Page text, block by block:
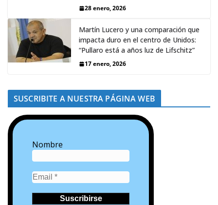
28 enero, 2026
Martín Lucero y una comparación que
impacta duro en el centro de Unidos:
“Pullaro está a años luz de Lifschitz”
17 enero, 2026
SUSCRIBITE A NUESTRA PÁGINA WEB
Nombre